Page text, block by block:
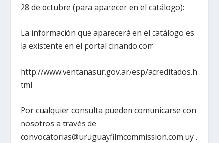
28 de octubre (para aparecer en el catálogo):
La información que aparecerá en el catálogo es
la existente en el portal cinando.com
http://www.ventanasur.gov.ar/esp/acreditados.h
tml
Por cualquier consulta pueden comunicarse con
nosotros a través de
convocatorias@uruguayfilmcommission.com.uy .